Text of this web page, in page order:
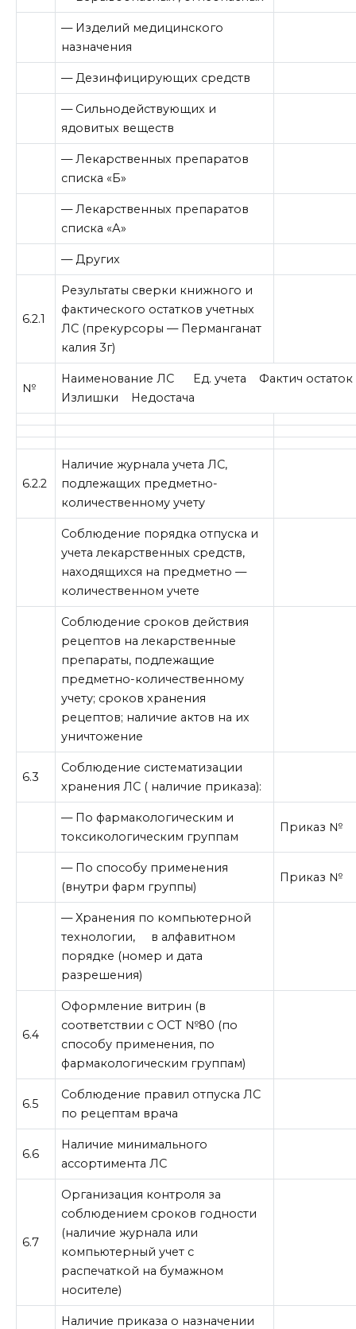
— Изделий медицинского
назначения
— Дезинфицирующих средств
— Сильнодействующих и
ядовитых веществ
— Лекарственных препаратов
списка «Б»
— Лекарственных препаратов
списка «А»
— Других
6.2.1
Результаты сверки книжного и
фактического остатков учетных
ЛС (прекурсоры — Перманганат
калия 3г)
№
Наименование ЛС Ед. учета Фактич
Излишки Недостача
6.2.2
Наличие журнала учета ЛС,
подлежащих предметно-
количественному учету
Соблюдение порядка отпуска и
учета лекарственных средств,
находящихся на предметно —
количественном учете
Соблюдение сроков действия
рецептов на лекарственные
препараты, подлежащие
предметно-количественному
учету; сроков хранения
рецептов; наличие актов на их
уничтожение
6.3
Соблюдение систематизации
хранения ЛС ( наличие приказа):
— По фармакологическим и
токсикологическим группам
Приказ №
— По способу применения
(внутри фарм группы)
Приказ №
— Хранения по компьютерной
технологии, в алфавитном
порядке (номер и дата
разрешения)
6.4
Оформление витрин (в
соответствии с ОСТ №80 (по
способу применения, по
фармакологическим группам)
6.5
Соблюдение правил отпуска ЛС
по рецептам врача
6.6
Наличие минимального
ассортимента ЛС
6.7
Организация контроля за
соблюдением сроков годности
(наличие журнала или
компьютерный учет с
распечаткой на бумажном
носителе)
Наличие приказа о назначении